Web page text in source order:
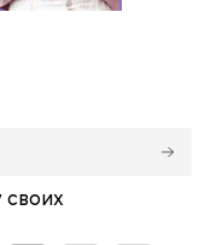
своих